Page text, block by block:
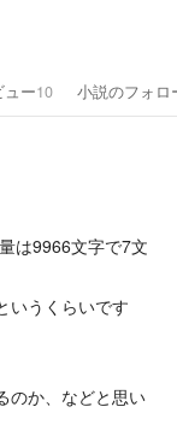
ュー10 小説のフォロ
は9966文字で7文
いうくらいです
のか、などと思い